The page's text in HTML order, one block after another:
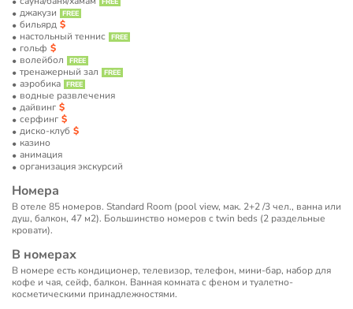
джакузи
бильярд
настольный теннис
гольф
волейбол
тренажерный зал
аэробика
водные развлечения
дайвинг
серфинг
диско-клуб
казино
анимация
организация экскурсий
Номера
В отеле 85 номеров. Standard Room (pool view, мак. 2+2 /3 чел., ванна или
душ, балкон, 47 м2). Большинство номеров с twin beds (2 раздельные
кровати).
В номерах
В номере есть кондиционер, телевизор, телефон, мини-бар, набор для
кофе и чая, сейф, балкон. Ванная комната с феном и туалетно-
косметическими принадлежностями.